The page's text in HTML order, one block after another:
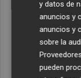
y datos de
anuncios y
anuncios y
sobre la
pueden